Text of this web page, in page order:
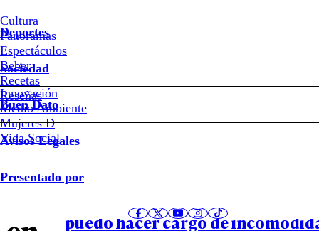
Cultura
Panoramas
Espectáculos
Beber
Recetas
Reseñas
Deportes
Sociedad
Innovación
Medio Ambiente
Mujeres D
Vida Social
Buen Dato
Avisos Legales
Presentado por
Presidente
Boric
y
escándalo
por
error
Notas relacionadas
22 de Octubre de 2025
“Que se dedique a gobernar” y
puedo hacer cargo de